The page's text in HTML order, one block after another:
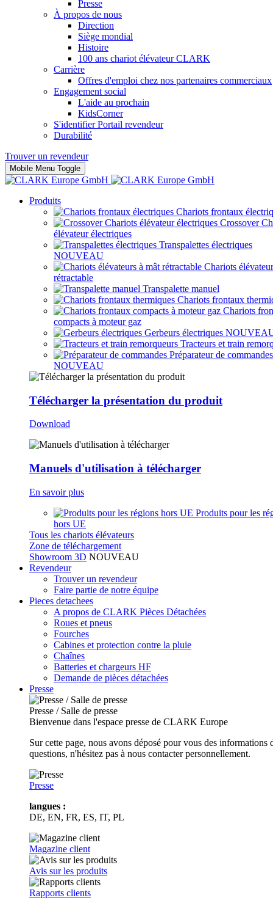
Presse
À propos de nous
Direction
Siège mondial
Histoire
100 ans chariot élévateur CLARK
Carrière
Offres d'emploi chez nos partenaires commerciaux
Engagement social
L'aide au prochain
KidsCorner
S'identifier Portail revendeur
Durabilité
Trouver un revendeur
Mobile Menu Toggle
Produits
Chariots frontaux
Crossover
élévateur électriques
Transpalettes électriques
NOUVEAU
Chariots
rétractable
Transpalette manuel
Chariots frontaux
Chariots
compacts à moteur gaz
Gerbeurs électriques
Tracteurs et train
Préparateur de commandes
NOUVEAU
Télécharger la présentation du produit
Download
Manuels d'utilisation à télécharger
En savoir plus
Produits pour les
hors UE
Tous les chariots élévateurs
Zone de téléchargement
Showroom 3D NOUVEAU
Revendeur
Trouver un revendeur
Faire partie de notre équipe
Pieces detachees
A propos de CLARK Pièces Détachées
Roues et pneus
Fourches
Cabines et protection contre la pluie
Chaînes
Batteries et chargeurs HF
Demande de pièces détachées
Presse
Presse / Salle de presse
Bienvenue dans l'espace presse de CLARK Europe
Sur cette page, nous avons déposé pour vous des
questions, n'hésitez pas à nous contacter personnellement.
Presse
langues :
DE, EN, FR, ES, IT, PL
Magazine client
Avis sur les produits
Rapports clients